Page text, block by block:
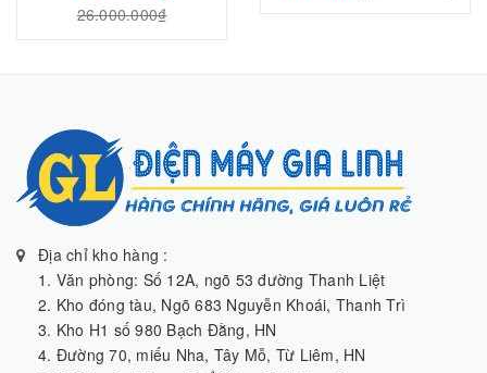
26.000.000₫
Địa chỉ kho hàng :
1. Văn phòng: Số 12A, ngõ 53 đường Thanh Liệt
2. Kho đóng tàu, Ngõ 683 Nguyễn Khoái, Thanh Trì
3. Kho H1 số 980 Bạch Đằng, HN
4. Đường 70, miếu Nha, Tây Mỗ, Từ Liêm, HN